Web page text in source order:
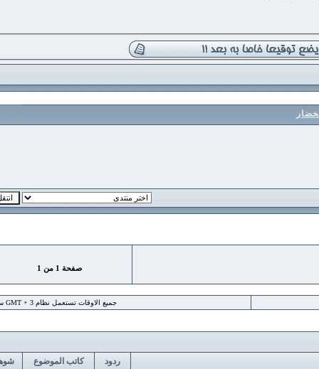
صفحة1من1
جميع الاوقات تستعمل نظام GMT + 3 ساعة
كاتب الموضوع شوهد